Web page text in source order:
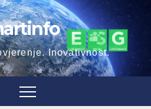
Inovativnost.